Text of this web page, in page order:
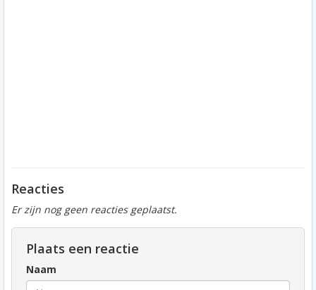
Reacties
Er zijn nog geen reacties geplaatst.
Plaats een reactie
Naam